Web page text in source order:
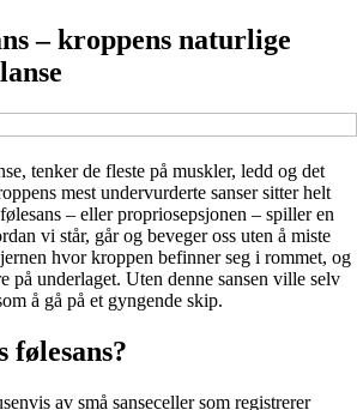
– kroppens naturlige
tenker de fleste på muskler, ledd og det
mest undervurderte sanser sitter helt
– eller propriosepsjonen – spiller en
vi står, går og beveger oss uten å miste
hvor kroppen befinner seg i rommet, og
på underlaget. Uten denne sansen ville selv
å gå på et gyngende skip.
følesans?
av små sanseceller som registrerer